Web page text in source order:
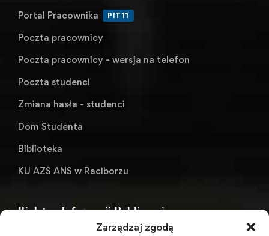
Zarządzaj zgodą
Portal Pracownika
PIT11
Poczta pracownicy
Poczta pracownicy - wersja na telefon
Poczta studenci
Zmiana hasła - studenci
Dom Studenta
Biblioteka
KU AZS ANS w Raciborzu
Biuletyn Informacji Publicznej